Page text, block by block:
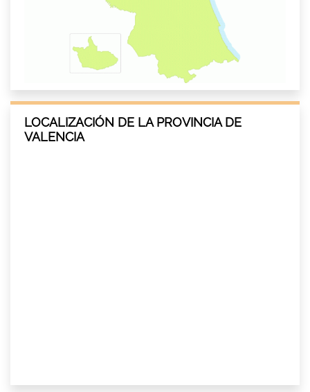
LOCALIZACIÓN DE LA PROVINCIA DE
VALENCIA